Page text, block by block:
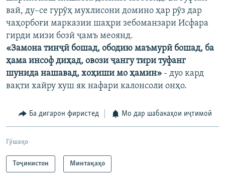
вай, ду–се гурӯҳ мухлисони домино ҳар рӯз дар
чаҳорбоғи марказии шаҳри зебоманзари Исфара
гирди мизи бозӣ ҷамъ меоянд.
«Замона тинҷӣ бошад, ободию маъмурӣ бошад, ба
ҳама инсоф диҳад, овози ҷангу тири туфанг
шунида нашавад, хоҳиши мо ҳамин» - дуо кард
вақти хайру хуш як нафари калонсоли онҳо.
Ба дигарон фиристед Мо дар шабакаҳои иҷтимоӣ
Гӯшаҳо
Тоҷикистон Минтақаҳо